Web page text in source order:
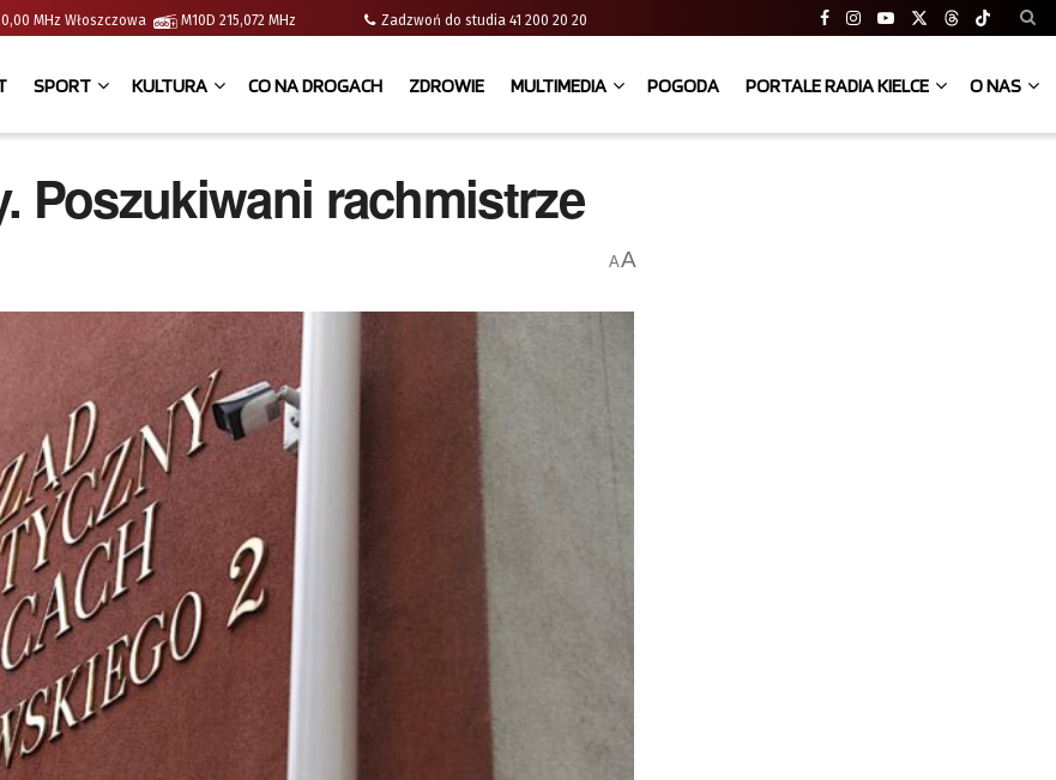
MHz Włoszczowa M10D 215,072 MHz Zadzwoń do studia 41 200 20 20
SPORT KULTURA CO NA DROGACH ZDROWIE MULTIMEDIA POGODA PORTALE RADIA KIELCE O NAS
Poszukiwani rachmistrze
AA